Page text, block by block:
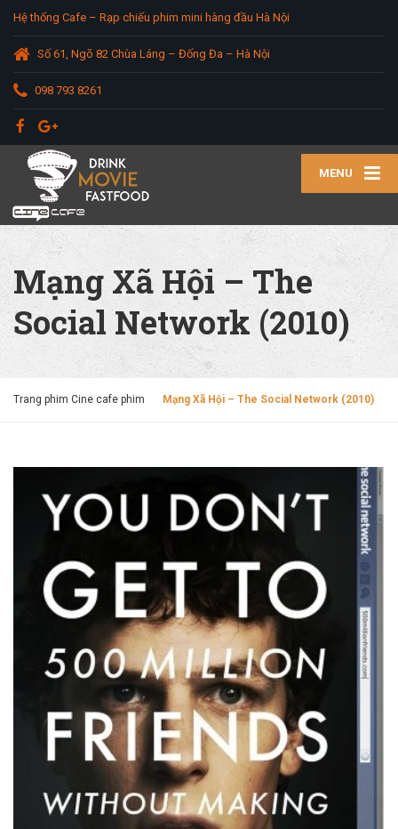
Hệ thống Cafe – Rạp chiếu phim mini hàng đầu Hà Nội
Số 61, Ngõ 82 Chùa Láng – Đống Đa – Hà Nội
098 793 8261
MENU
Mạng Xã Hội – The
Social Network (2010)
Trang phim Cine cafe phim Mạng Xã Hội – The Social Network (2010)